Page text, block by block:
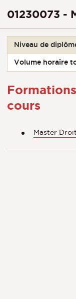
01230073 -
Niveau de
Volume horaire
cours
Master